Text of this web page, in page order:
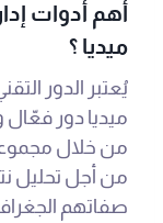
أهم أدوات
ميديا ؟
يُعتبر الدور
ميديا دور فعّال
من خلال
من أجل تحليل
صفاتهم